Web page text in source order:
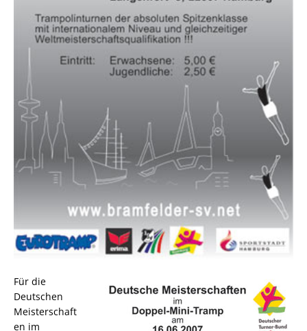
Für die
Deutschen
Meisterschaft
en im